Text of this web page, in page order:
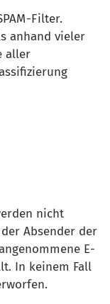
Filter.
anhand vieler
aller
nicht
Absender der
E-
In keinem Fall